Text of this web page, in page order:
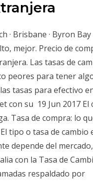
· Brisbane · Byron
mejor. Precio de
Las tasas de
peores para tener
tasas para efectivo
con su 19 Jun 2017 El
Tasa de compra: lo
tipo o tasa de
depende del
con la Tasa de
respaldado por